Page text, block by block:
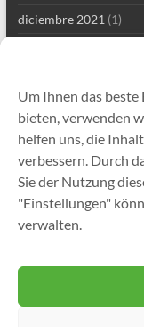
Um Ihnen das
bieten, verwenden
helfen uns, die
verbessern. Durch
Sie der Nutzung
"Einstellungen"
verwalten.
diciembre 2021 (1)
julio 2021(1)
junio 2021
(1)
mayo 2021(8)
abril 2021(2)
enero 2021